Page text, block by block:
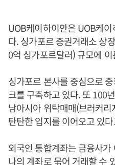
UOB케이하이안은 UOB케
다. 싱가포르 증권거래소 상
0억 싱가포르달러) 규모에 이
싱가포르 본사를 중심으로
크를 구축하고 있다. 또 100
남아시아 위탁매매(브러커
탄탄한 입지를 이어오고 있
외국인 통합계좌는 금융사
나의 계좌로 묶어 거래할 수